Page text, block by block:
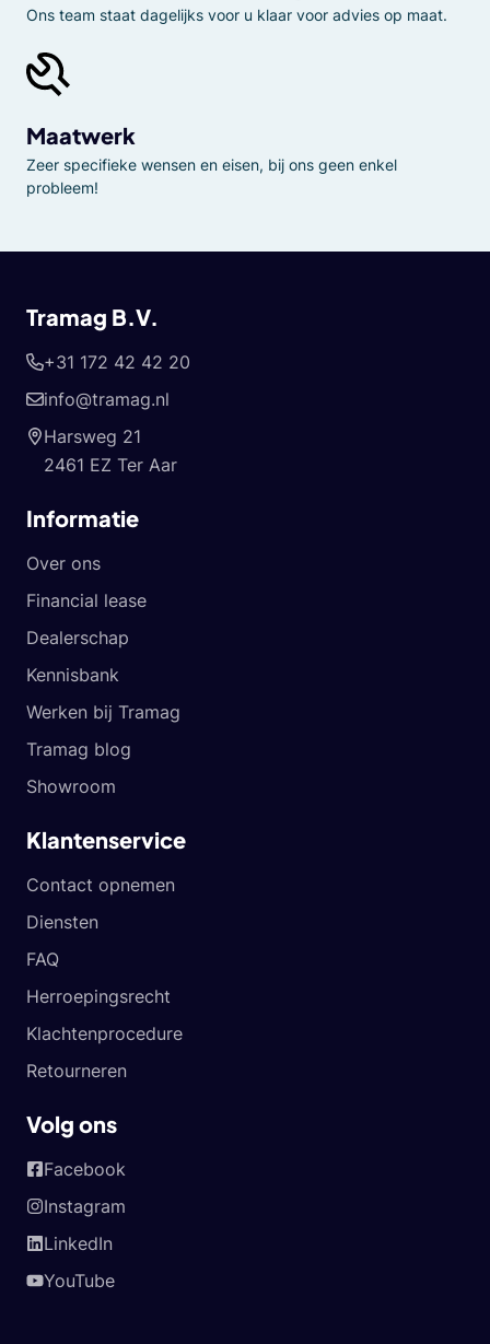
Ons team staat dagelijks voor u klaar voor advies op maat.
Maatwerk
Zeer specifieke wensen en eisen, bij ons geen enkel
probleem!
Tramag B.V.
+31 172 42 42 20
info@tramag.nl
Harsweg 21
2461 EZ Ter Aar
Informatie
Over ons
Financial lease
Dealerschap
Kennisbank
Werken bij Tramag
Tramag blog
Showroom
Klantenservice
Contact opnemen
Diensten
FAQ
Herroepingsrecht
Klachtenprocedure
Retourneren
Volg ons
Facebook
Instagram
LinkedIn
YouTube